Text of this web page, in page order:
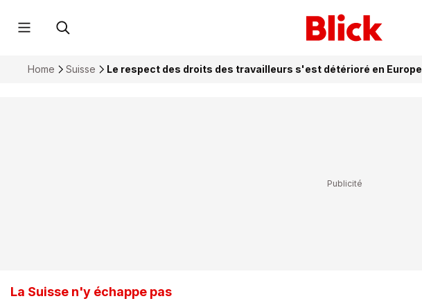
Home Suisse Le respect des droits des travailleurs s'est détérioré en Europe
La Suisse n'y échappe pas